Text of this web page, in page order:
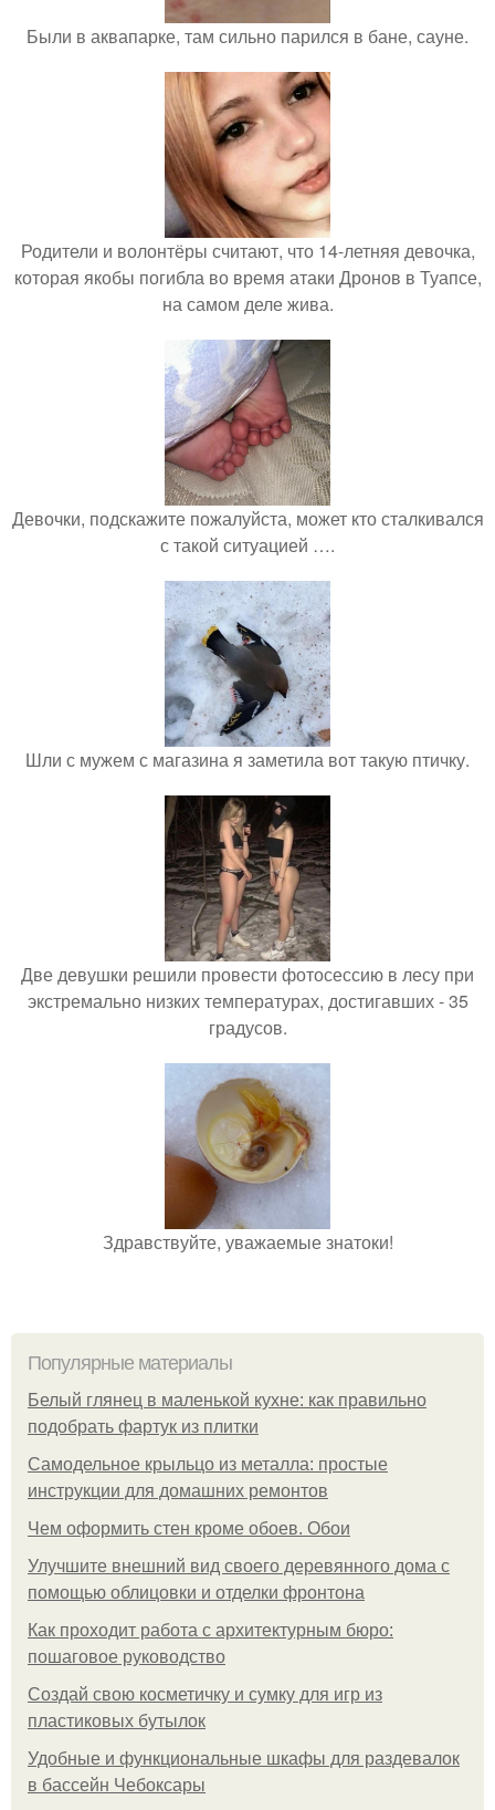
Были в аквапарке, там сильно парился в бане, сауне.
Родители и волонтёры считают, что 14-летняя девочка,
которая якобы погибла во время атаки Дронов в Туапсе,
на самом деле жива.
Девочки, подскажите пожалуйста, может кто сталкивался
с такой ситуацией ….
Шли с мужем с магазина я заметила вот такую птичку.
Две девушки решили провести фотосессию в лесу при
экстремально низких температурах, достигавших - 35
градусов.
Здравствуйте, уважаемые знатоки!
Популярные материалы
Белый глянец в маленькой кухне: как правильно
подобрать фартук из плитки
Самодельное крыльцо из металла: простые
инструкции для домашних ремонтов
Чем оформить стен кроме обоев. Обои
Улучшите внешний вид своего деревянного дома с
помощью облицовки и отделки фронтона
Как проходит работа с архитектурным бюро:
пошаговое руководство
Создай свою косметичку и сумку для игр из
пластиковых бутылок
Удобные и функциональные шкафы для раздевалок
в бассейн Чебоксары